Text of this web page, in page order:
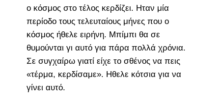
ο κόσμος στο τέλος κερδίζει. Ηταν μία
περίοδο τους τελευταίους μήνες που ο
κόσμος ήθελε ειρήνη. Μπίμπι θα σε
θυμούνται γι αυτό για πάρα πολλά χρόνια.
Σε συγχαίρω γιατί είχε το σθένος να πεις
«τέρμα, κερδίσαμε». Ηθελε κότσια για να
γίνει αυτό.